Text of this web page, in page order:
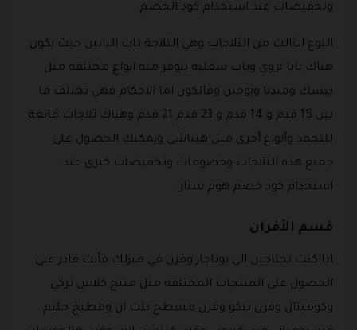
وتخفيضات عند استخدام كود الخصم .
النوع الثالث من الثلاجات وهي الثلاجة ذات البابين حيث يكون
هناك بابا نروي وباب سفليه يتوفر منه انواع مختلفه مثل
بيسك وميديا ويوجين وفالكون اما الاحكام فهي تختلف ما
بين 15 قدم و 14 قدم و 23 قدم 21 قدم وهناك ثلاجات مانعة
للتجمد وأنواع أخرى مثل هيتاشي ويمكنك الحصول على
جميع هذه الثلاجات وخصومات وتخفيضات كبرى عند
استخدام كود خصم هوم ستار .
قسم الأفران
اذا كنت تحتاجين الى بوتاجاز وفرن في منزلك فأنت قادر على
الحصول على المنتجات المختلفة مثل منتج كلاس تركي
وكوميتال وفرن بيكو وفرن مسطح بلت ان ومطبخ جليم